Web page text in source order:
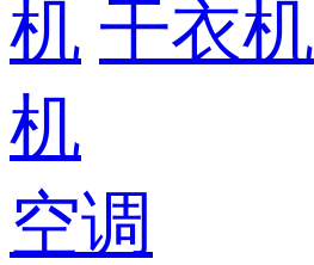
机 干衣机
机
空调